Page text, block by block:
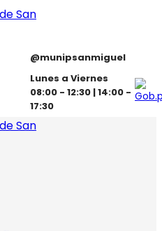
@munipsanmiguel
Lunes a Viernes
08:00 - 12:30 | 14:00 -
17:30